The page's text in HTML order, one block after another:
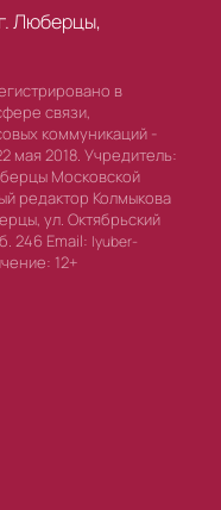
Люберцы,
в
связи,
коммуникаций -
мая 2018. Учредитель:
Московской
редактор Колмыкова
ул. Октябрьский
246 Email: lyuber-
12+